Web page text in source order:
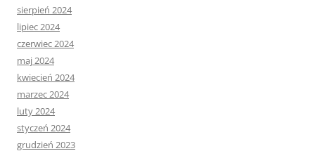
sierpień 2024
lipiec 2024
czerwiec 2024
maj 2024
kwiecień 2024
marzec 2024
luty 2024
styczeń 2024
grudzień 2023